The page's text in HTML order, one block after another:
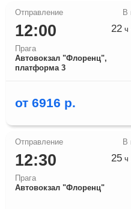
12:00
Прага
Автовокзал "Флоренц",
платформа 3
22ч
от 6916 р.
12:30
Прага
Автовокзал "Флоренц"
25ч